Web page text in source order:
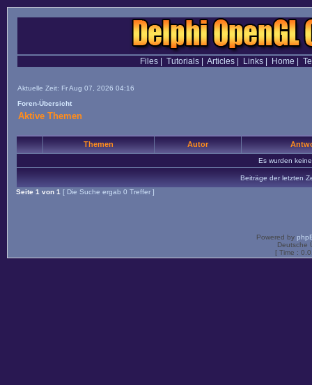
Files| Tutorials| Articles| Links| Home
Aktuelle Zeit: Fr Aug 07, 2026 04:16
Foren-Übersicht
Aktive Themen
Themen Autor
Es wurden
Beiträge der letzten
Seite 1 von 1 [ Die Suche ergab 0 Treffer ]
Powered by
Deutsche
[ Time :